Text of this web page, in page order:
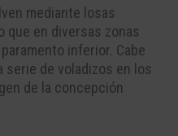
mediante losas
que en diversas zonas
inferior. Cabe
serie de voladizos en los
de la concepción